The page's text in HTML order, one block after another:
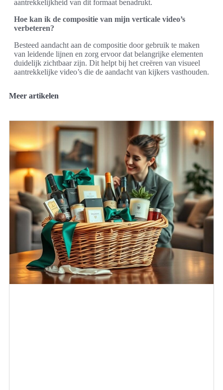
aantrekkelijkheid van dit formaat benadrukt.
Hoe kan ik de compositie van mijn verticale video’s
verbeteren?
Besteed aandacht aan de compositie door gebruik te maken
van leidende lijnen en zorg ervoor dat belangrijke elementen
duidelijk zichtbaar zijn. Dit helpt bij het creëren van visueel
aantrekkelijke video’s die de aandacht van kijkers vasthouden.
Meer artikelen